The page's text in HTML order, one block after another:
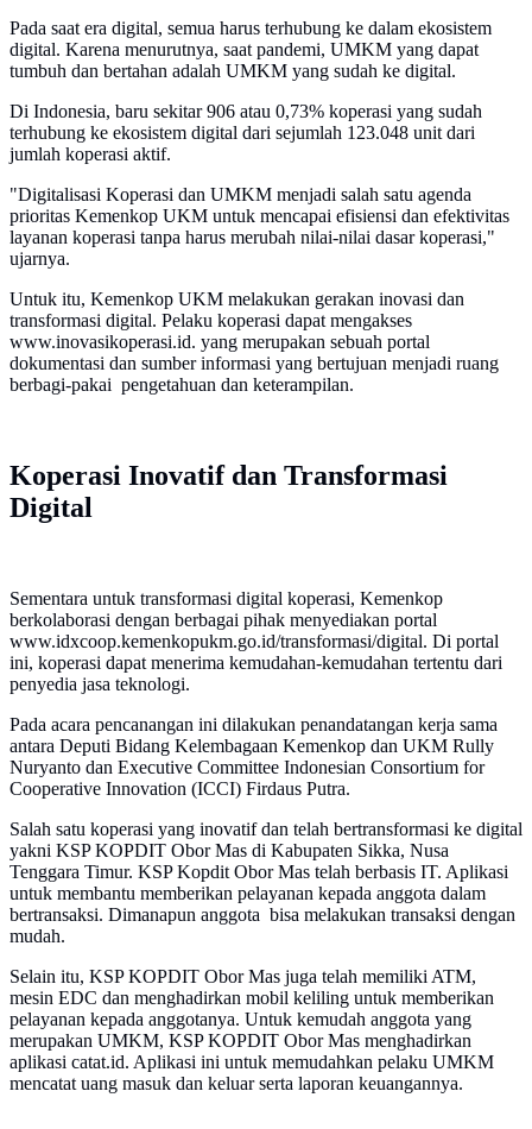
Pada saat era digital, semua harus terhubung ke dalam ekosistem
digital. Karena menurutnya, saat pandemi, UMKM yang dapat
tumbuh dan bertahan adalah UMKM yang sudah ke digital.
Di Indonesia, baru sekitar 906 atau 0,73% koperasi yang sudah
terhubung ke ekosistem digital dari sejumlah 123.048 unit dari
jumlah koperasi aktif.
"Digitalisasi Koperasi dan UMKM menjadi salah satu agenda
prioritas Kemenkop UKM untuk mencapai efisiensi dan efektivitas
layanan koperasi tanpa harus merubah nilai-nilai dasar koperasi,"
ujarnya.
Untuk itu, Kemenkop UKM melakukan gerakan inovasi dan
transformasi digital. Pelaku koperasi dapat mengakses
www.inovasikoperasi.id. yang merupakan sebuah portal
dokumentasi dan sumber informasi yang bertujuan menjadi ruang
berbagi-pakai pengetahuan dan keterampilan.
Koperasi Inovatif dan Transformasi
Digital
Sementara untuk transformasi digital koperasi, Kemenkop
berkolaborasi dengan berbagai pihak menyediakan portal
www.idxcoop.kemenkopukm.go.id/transformasi/digital. Di portal
ini, koperasi dapat menerima kemudahan-kemudahan tertentu dari
penyedia jasa teknologi.
Pada acara pencanangan ini dilakukan penandatangan kerja sama
antara Deputi Bidang Kelembagaan Kemenkop dan UKM Rully
Nuryanto dan Executive Committee Indonesian Consortium for
Cooperative Innovation (ICCI) Firdaus Putra.
Salah satu koperasi yang inovatif dan telah bertransformasi ke digital
yakni KSP KOPDIT Obor Mas di Kabupaten Sikka, Nusa
Tenggara Timur. KSP Kopdit Obor Mas telah berbasis IT. Aplikasi
untuk membantu memberikan pelayanan kepada anggota dalam
bertransaksi. Dimanapun anggota bisa melakukan transaksi dengan
mudah.
Selain itu, KSP KOPDIT Obor Mas juga telah memiliki ATM,
mesin EDC dan menghadirkan mobil keliling untuk memberikan
pelayanan kepada anggotanya. Untuk kemudah anggota yang
merupakan UMKM, KSP KOPDIT Obor Mas menghadirkan
aplikasi catat.id. Aplikasi ini untuk memudahkan pelaku UMKM
mencatat uang masuk dan keluar serta laporan keuangannya.